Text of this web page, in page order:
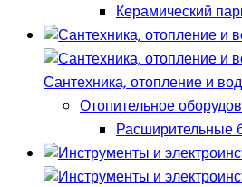
Керамический
Сантехника, отопление и
Отопительное
Расширительные